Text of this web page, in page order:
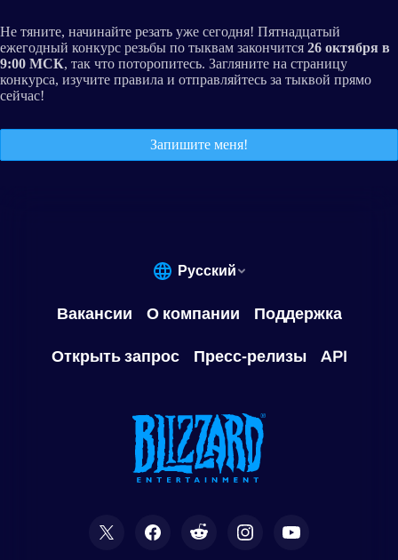
Не тяните, начинайте резать уже сегодня! Пятнадцатый
ежегодный конкурс резьбы по тыквам закончится 26 октября в
9:00 МСК, так что поторопитесь. Загляните на страницу
конкурса, изучите правила и отправляйтесь за тыквой прямо
сейчас!
Запишите меня!